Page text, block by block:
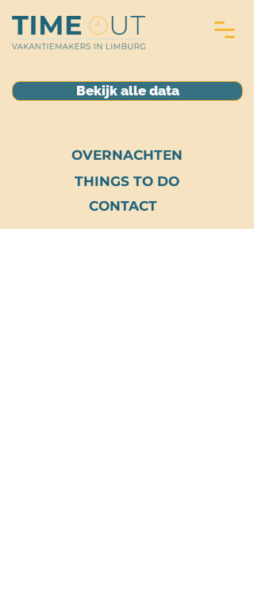
Bekijk alle data
OVERNACHTEN
THINGS TO DO
CONTACT